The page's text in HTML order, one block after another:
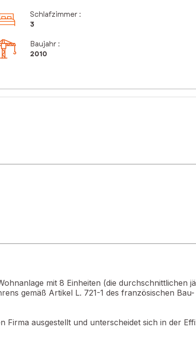
Schlafzimmer :
3
Baujahr :
2010
m², ideal gelegen im ersten Stock einer sehr
insbesondere dank der Fenster im Wohnzimmer
ganz Oeting bieten.
mit 8 Einheiten (die durchschnittlichen
gemäß Artikel L. 721-1 des französischen
ausgestellt und unterscheidet sich in der